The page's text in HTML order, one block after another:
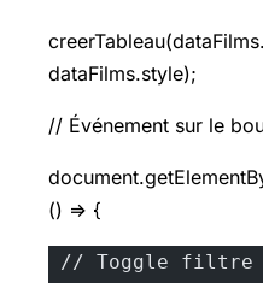
dataFilms.style);
// Événement sur le
() => {
// Toggle filtre